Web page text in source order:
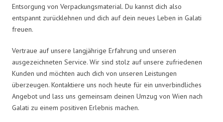
Entsorgung von Verpackungsmaterial. Du kannst dich also
entspannt zurücklehnen und dich auf dein neues Leben in Galati
freuen.
Vertraue auf unsere langjährige Erfahrung und unseren
ausgezeichneten Service. Wir sind stolz auf unsere zufriedenen
Kunden und möchten auch dich von unseren Leistungen
überzeugen. Kontaktiere uns noch heute für ein unverbindliches
Angebot und lass uns gemeinsam deinen Umzug von Wien nach
Galati zu einem positiven Erlebnis machen.